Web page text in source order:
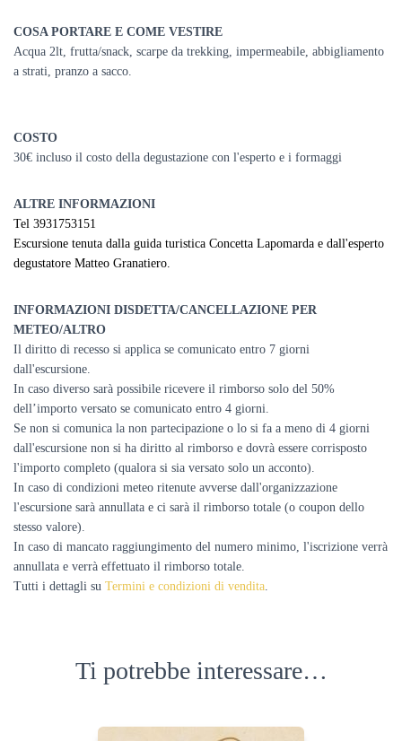
COSA PORTARE E COME VESTIRE
Acqua 2lt, frutta/snack, scarpe da trekking, impermeabile, abbigliamento
a strati, pranzo a sacco.
COSTO
30€ incluso il costo della degustazione con l'esperto e i formaggi
ALTRE INFORMAZIONI
Tel 3931753151
Escursione tenuta dalla guida turistica Concetta Lapomarda e dall'esperto
degustatore Matteo Granatiero.
INFORMAZIONI DISDETTA/CANCELLAZIONE PER
METEO/ALTRO
Il diritto di recesso si applica se comunicato entro 7 giorni
dall'escursione.
In caso diverso sarà possibile ricevere il rimborso solo del 50%
dell’importo versato se comunicato entro 4 giorni.
Se non si comunica la non partecipazione o lo si fa a meno di 4 giorni
dall'escursione non si ha diritto al rimborso e dovrà essere corrisposto
l'importo completo (qualora si sia versato solo un acconto).
In caso di condizioni meteo ritenute avverse dall'organizzazione
l'escursione sarà annullata e ci sarà il rimborso totale (o coupon dello
stesso valore).
In caso di mancato raggiungimento del numero minimo, l'iscrizione verrà
annullata e verrà effettuato il rimborso totale.
Tutti i dettagli su Termini e condizioni di vendita.
Ti potrebbe interessare…